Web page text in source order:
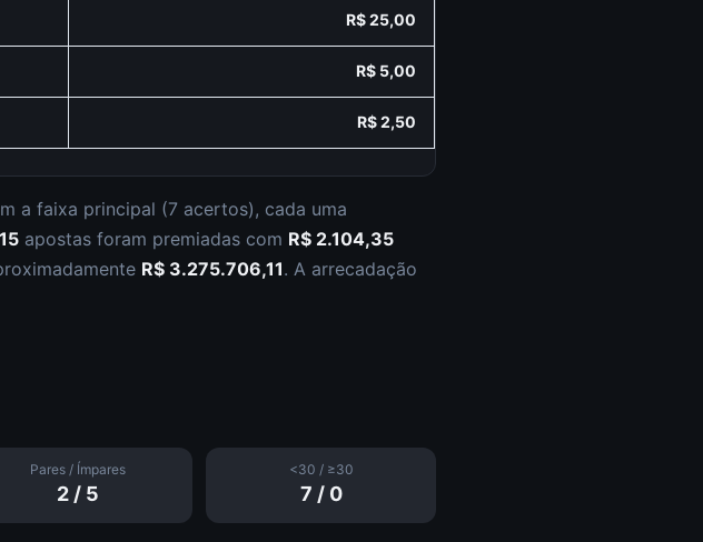
R$ 25,00
R$ 5,00
R$ 2,50
a faixa principal (7 acertos), cada uma
apostas foram premiadas com R$ 2.104,35
R$ 3.275.706,11. A arrecadação
Pares / Ímpares
2/ 5
<30 / ≥30
7 / 0